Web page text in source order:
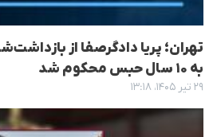
تهران؛ پریا دادگرصفا از
به ۱۰ سال حبس محکوم شد
۲۹ تیر ۱۴۰۵، ۱۳:۱۸